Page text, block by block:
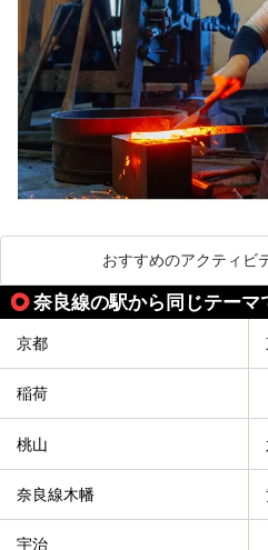
おすすめのアクティビ
奈良線の駅から同じテーマ
京都
稲荷
桃山
奈良線木幡
宇治